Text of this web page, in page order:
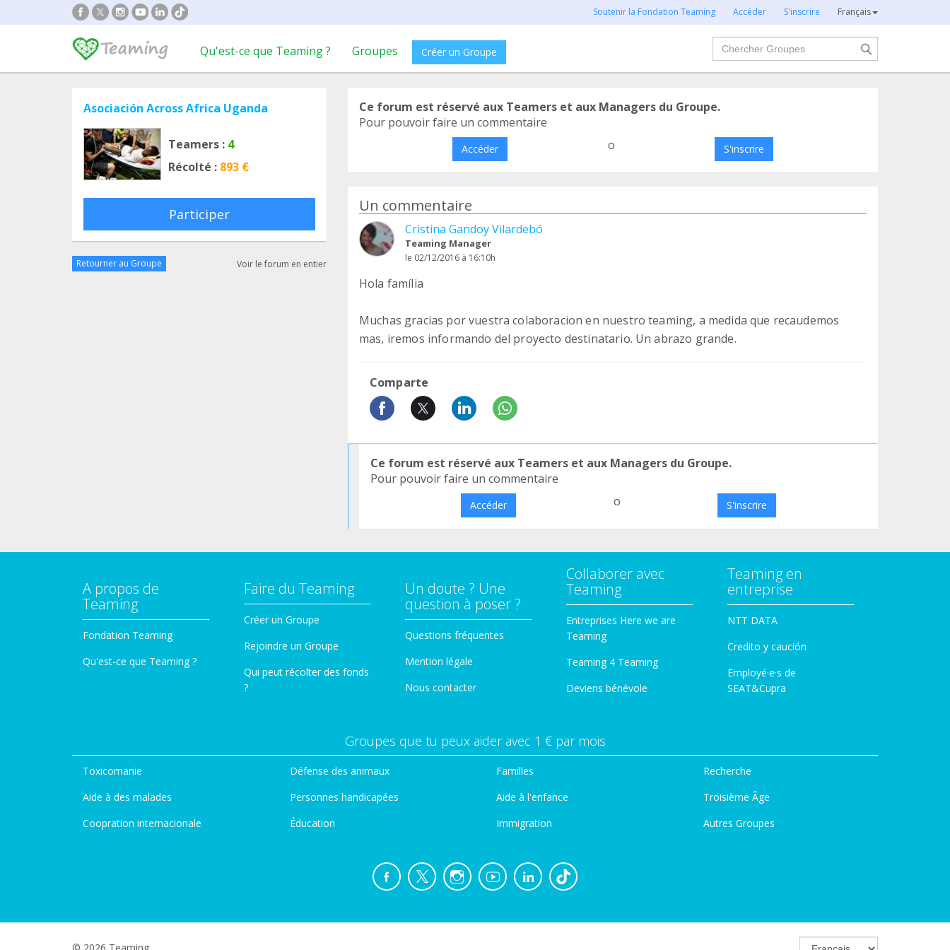
Soutenir la Fondation Teaming Accéder S'inscrire Français
Qu'est-ce que Teaming ? Groupes Créer un Groupe
Chercher
Asociación Across Africa Uganda
Teamers : 4
Récolté : 893 €
Participer
Retourner au Groupe Voir le forum en entier
Ce forum est réservé aux Teamers et aux Managers du Groupe.
Pour pouvoir faire un commentaire
Accéder o S'inscrire
Un commentaire
Cristina Gandoy Vilardebó
Teaming Manager
le 02/12/2016 à 16:10h
Hola família
Muchas gracias por vuestra colaboracion en nuestro teaming, a medida que recaudemos
mas, iremos informando del proyecto destinatario. Un abrazo grande.
Comparte
Ce forum est réservé aux Teamers et aux Managers du Groupe.
Pour pouvoir faire un commentaire
Accéder o S'inscrire
A propos de
Teaming
Fondation Teaming
Qu'est-ce que Teaming ?
Faire du Teaming
Créer un Groupe
Rejoindre un Groupe
Qui peut récolter des fonds
?
Un doute ? Une
question à poser ?
Questions fréquentes
Mention légale
Nous contacter
Collaborer avec
Teaming
Entreprises Here we are
Teaming
Teaming 4 Teaming
Deviens bénévole
Teaming en
entreprise
NTT DATA
Credito y caución
Employé·e·s de
SEAT&Cupra
Groupes que tu peux aider avec 1 € par mois
Toxicomanie
Aide à des malades
Coopration internacionale
Défense des animaux
Personnes handicapées
Éducation
Familles
Aide à l'enfance
Immigration
Recherche
Troisième Âge
Autres Groupes